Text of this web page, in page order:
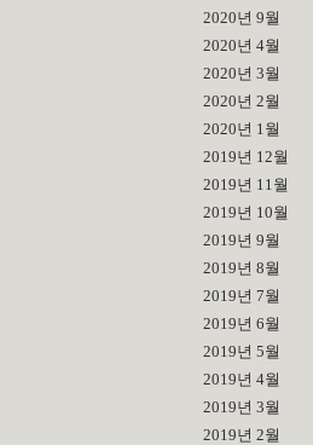
2020년 9월
2020년 4월
2020년 3월
2020년 2월
2020년 1월
2019년 12월
2019년 11월
2019년 10월
2019년 9월
2019년 8월
2019년 7월
2019년 6월
2019년 5월
2019년 4월
2019년 3월
2019년 2월